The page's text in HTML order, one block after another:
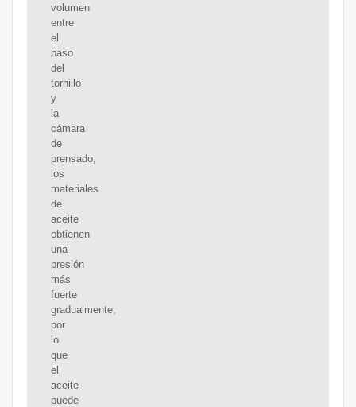
volumen
entre
el
paso
del
tornillo
y
la
cámara
de
prensado,
los
materiales
de
aceite
obtienen
una
presión
más
fuerte
gradualmente,
por
lo
que
el
aceite
puede